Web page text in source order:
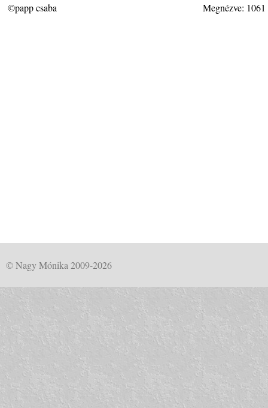
©papp csaba Megnézve:
© Nagy Mónika 2009-2026